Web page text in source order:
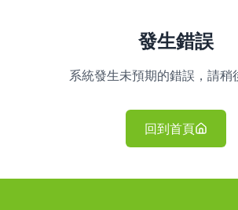
發生錯誤
系統發生未預期的錯誤，請稍
回到首頁